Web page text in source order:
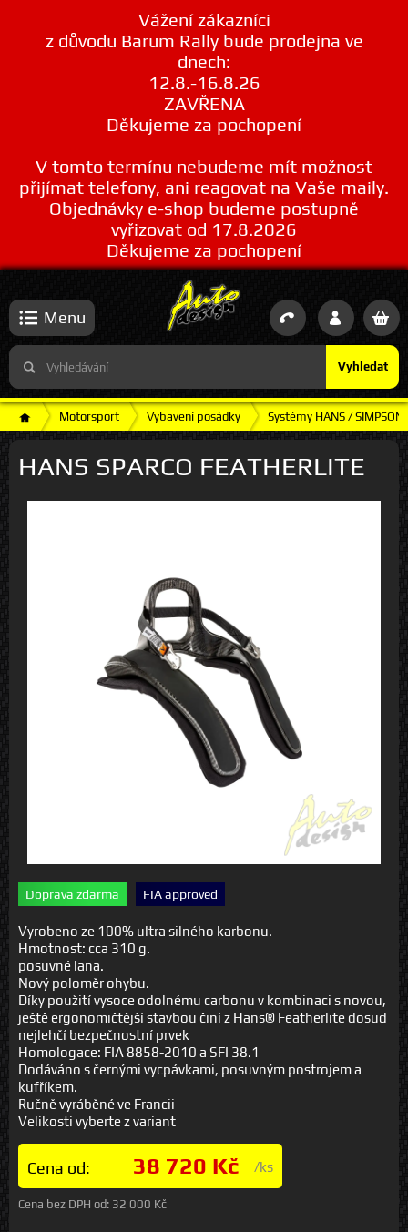
Vážení zákazníci
z důvodu Barum Rally bude prodejna ve
dnech:
12.8.-16.8.26
ZAVŘENA
Děkujeme za pochopení
V tomto termínu nebudeme mít možnost
přijímat telefony, ani reagovat na Vaše maily.
Objednávky e-shop budeme postupně
vyřizovat od 17.8.2026
Děkujeme za pochopení
Vyhledat
Menu
Motorsport Vybavení posádky Systémy HANS / SIMPSON
HANS SPARCO FEATHERLITE
Doprava zdarma FIA approved
Vyrobeno ze 100% ultra silného karbonu.
Hmotnost: cca 310 g.
posuvné lana.
Nový poloměr ohybu.
Díky použití vysoce odolnému carbonu v kombinaci s novou,
ještě ergonomičtější stavbou činí z Hans® Featherlite dosud
nejlehčí bezpečnostní prvek
Homologace: FIA 8858-2010 a SFI 38.1
Dodáváno s černými vycpávkami, posuvným postrojem a
kufříkem.
Ručně vyráběné ve Francii
Velikosti vyberte z variant
Cena od: 38 720 Kč /ks
Cena bez DPH od: 32 000 Kč